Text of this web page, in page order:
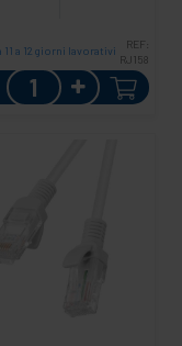
11 a 12 giorni lavorativi
REF:
RJ158
Quantità